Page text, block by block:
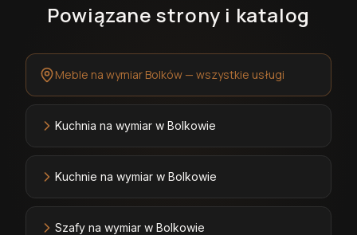
Powiązane strony i katalog
Meble na wymiar Bolków — wszystkie usługi
Kuchnia na wymiar w Bolkowie
Kuchnie na wymiar w Bolkowie
Szafy na wymiar w Bolkowie